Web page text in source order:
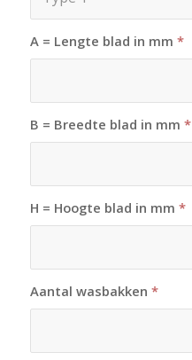
A = Lengte blad in mm *
B = Breedte blad in mm *
H = Hoogte blad in mm *
Aantal wasbakken *